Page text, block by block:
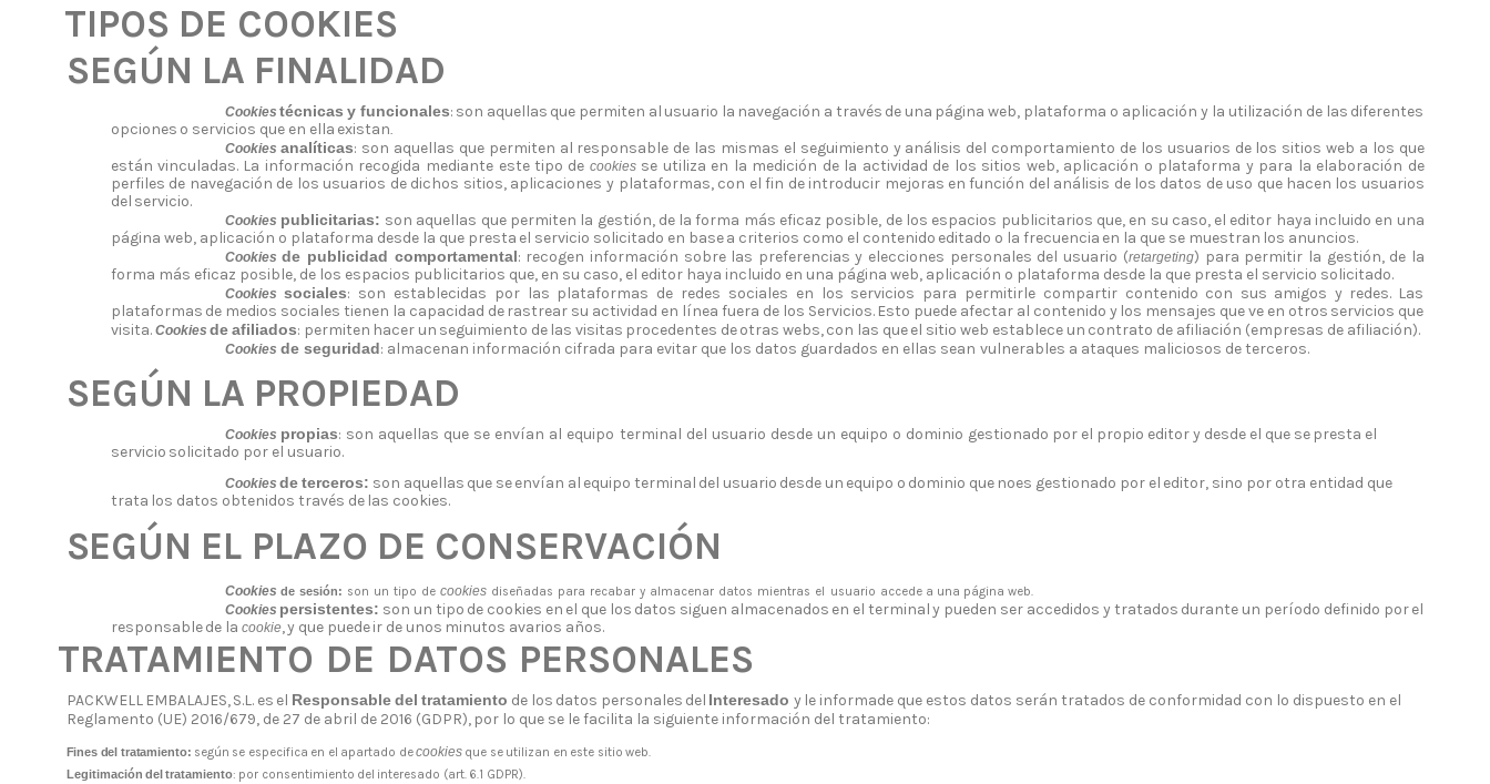
TIPOS DE COOKIES
SEGÚN LA FINALIDAD
Cookies técnicas y funcionales: son aquellas que permiten al usuario la navegación a través de una página web, plataforma o aplicación y la utilización de las diferentes
opciones o servicios que en ella existan.
Cookiesanalíticas: son aquellas que permiten al responsable de las mismas el seguimiento y análisis del comportamiento de los usuarios de los sitios web a los que
están vinculadas. La información recogida mediante este tipo de cookies se utiliza en la medición de la actividad de los sitios web, aplicación o plataforma y para la elaboración de
perfiles de navegación de los usuarios de dichos sitios, aplicaciones y plataformas, con el fin de introducir mejoras en función del análisis de los datos de uso que hacen los usuarios
del servicio.
Cookies publicitarias: son aquellas que permiten la gestión, de la forma más eficaz posible, de los espacios publicitarios que, en su caso, el editor haya incluido en una
página web, aplicación o plataforma desde la que presta el servicio solicitado en base a criterios como el contenido editado o la frecuencia en la que se muestran los anuncios.
Cookiesde publicidad comportamental: recogen información sobre las preferencias y elecciones personales del usuario (retargeting) para permitir la gestión, de la
forma más eficaz posible, de los espacios publicitarios que, en su caso, el editor haya incluido en una página web, aplicación o plataforma desde la que presta el servicio solicitado.
Cookiessociales: son establecidas por las plataformas de redes sociales en los servicios para permitirle compartir contenido con sus amigos y redes. Las
plataformas de medios sociales tienen la capacidad de rastrear su actividad en línea fuera de los Servicios. Esto puede afectar al contenido y los mensajes queve en otros servicios que
visita. Cookies de afiliados: permiten hacer un seguimiento de las visitas procedentes deotras webs,con las que el sitio web establece un contrato de afiliación (empresas de afiliación).
Cookies de seguridad: almacenan información cifrada para evitar que los datos guardados en ellas sean vulnerables a ataques maliciosos de terceros.
SEGÚN LA PROPIEDAD
Cookies propias: son aquellas que se envían al equipo terminal del usuario desde un equipo o dominio gestionado por el propio editory desde el que se presta el
servicio solicitado por el usuario.
Cookies de terceros: son aquellas que seenvían al equipo terminal del usuario desde un equipo o dominio que noes gestionado por el editor, sino por otra entidad que
trata los datos obtenidos través de las cookies.
SEGÚN EL PLAZO DE CONSERVACIÓN
Cookies de sesión: son un tipo de cookies diseñadas para recabar y almacenar datos mientras el usuario accede a una página web.
Cookies persistentes: son un tipo de cookies en el que los datos siguen almacenados en el terminal y pueden ser accedidos ytratados durante un período definido por el
responsable de la cookie,y que puede ir de unos minutos avarios años.
TRATAMIENTO DE DATOS PERSONALES
PACKWELL EMBALAJES,S.L. es el Responsable del tratamiento de los datos personales del Interesado y le informade que estos datos serán tratados de conformidad con lo dispuesto en el
Reglamento (UE) 2016/679, de 27 de abril de 2016 (GDPR), por lo que se lefacilita la siguiente información del tratamiento:
Fines del tratamiento: según se especifica en el apartado decookies que se utilizan en este sitio web.
Legitimación deltratamiento: por consentimiento del interesado (art. 6.1 GDPR).